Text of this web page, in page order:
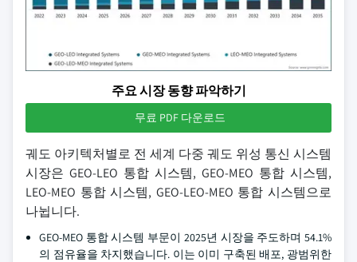
주요 시장 동향 파악하기
무료 PDF 다운로드
궤도 아키텍처별로 전 세계 다중 궤도 위성 통신 시스템
시장은 GEO-LEO 통합 시스템, GEO-MEO 통합 시스템,
LEO-MEO 통합 시스템, GEO-LEO-MEO 통합 시스템으로
나뉩니다.
GEO-MEO 통합 시스템 부문이 2025년 시장을 주도하며 54.1%
의 점유율을 차지했습니다. 이는 이미 구축된 배포, 광범위한